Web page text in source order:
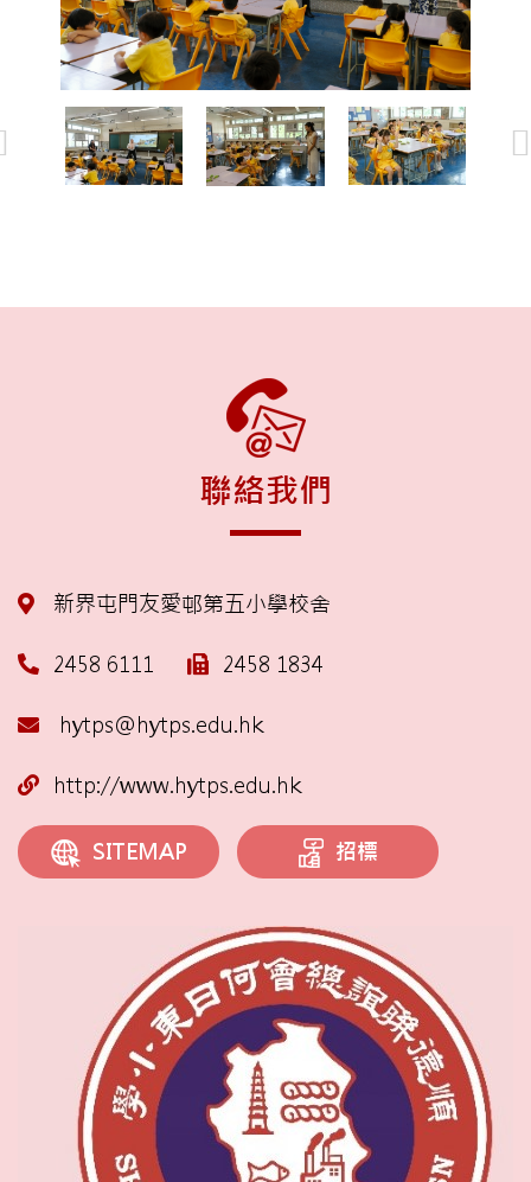
聯絡我們
新界屯門友愛邨第五小學校舍
2458 6111 2458 1834
hytps@hytps.edu.hk
http://www.hytps.edu.hk
SITEMAP 招標